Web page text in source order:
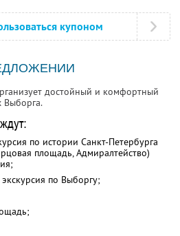
купоном
достойный и комфортный
Выборга.
по истории Санкт-Петербурга
площадь, Адмиралтейство)
по Выборгу;